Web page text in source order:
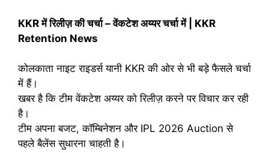
KKR में रिलीज़ की चर्चा – वेंकटेश अय्यर चर्चा में | KKR
Retention News
कोलकाता नाइट राइडर्स यानी KKR की ओर से भी बड़े फैसले चर्चा
में हैं।
खबर है कि टीम वेंकटेश अय्यर को रिलीज़ करने पर विचार कर रही
है।
टीम अपना बजट, कॉम्बिनेशन और IPL 2026 Auction से
पहले बैलेंस सुधारना चाहती है।